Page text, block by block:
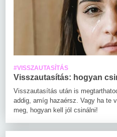
#VISSZAUTASÍTÁS
Visszautasítás: hogyan
Visszautasítás után is
addig, amíg hazaérsz. Vagy ha te
meg, hogyan kell jól csinálni!